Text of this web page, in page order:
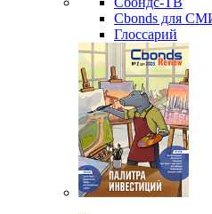
Новости & Research Hub
Новости рынка
Research Hub
Сбондс-ТВ
Cbonds для СМИ
Глоссарий